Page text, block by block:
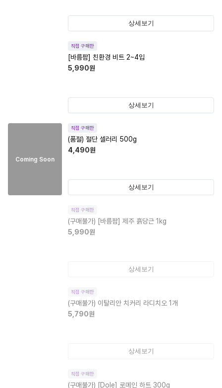
상세보기
직접 구매한
[바름팜] 친환경 비트 2~4입
5,990원
상세보기
Coming Soon
직접 구매한
(품절) 절단 셀러리 500g
4,490원
상세보기
직접 구매한
(구매불가) [바름팜] 제주 흙당근 1kg
5,990원
상세보기
직접 구매한
(구매불가) 이탈리안 치커리 라디치오 1개
5,790원
상세보기
직접 구매한
(구매불가) [Dole] 로메인 하트 300g